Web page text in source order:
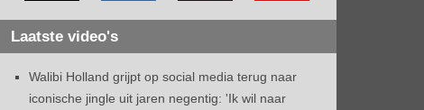
Laatste video's
Walibi Holland grijpt op social media terug naar
iconische jingle uit jaren negentig: 'Ik wil naar